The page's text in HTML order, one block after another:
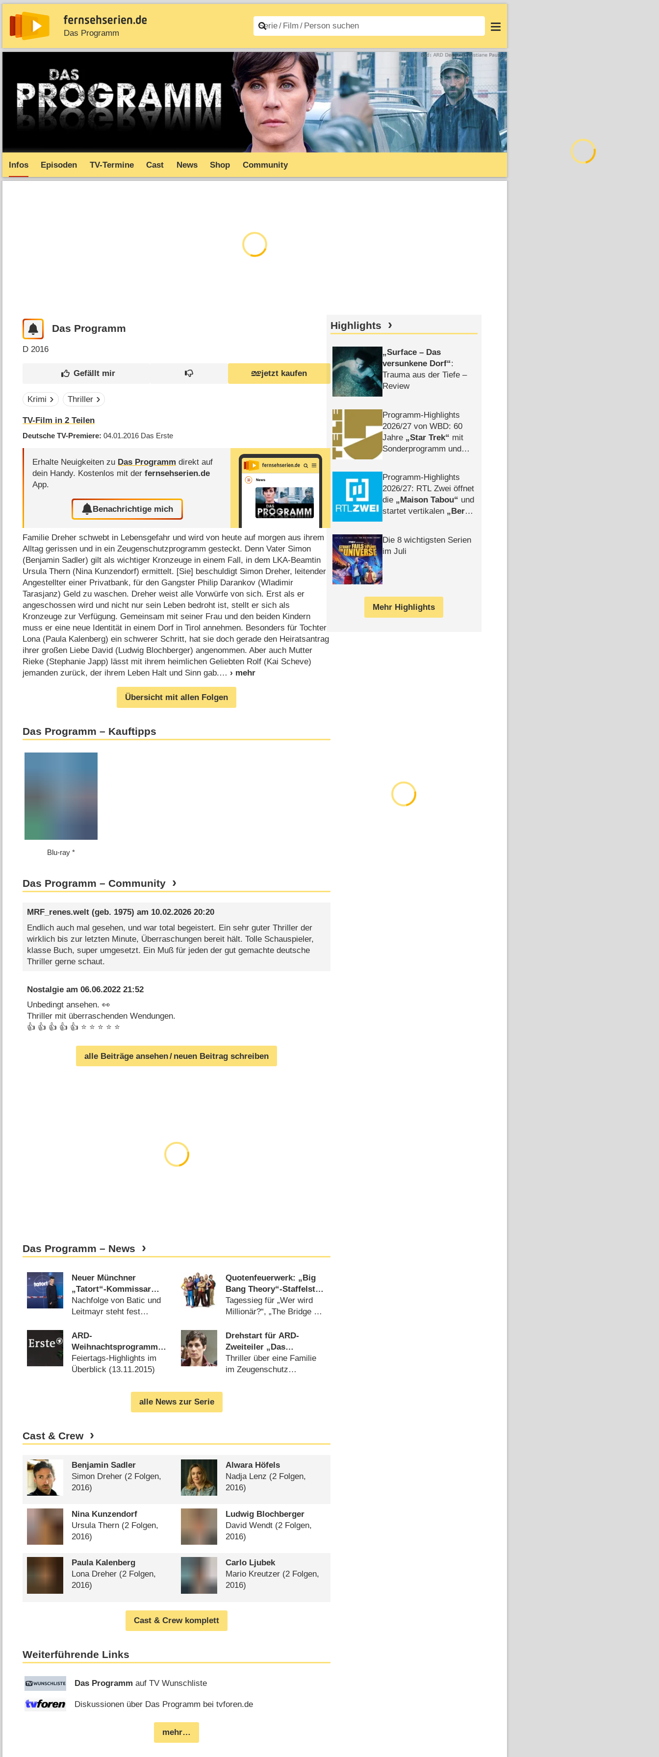
Das Programm
News Entdecken Streaming Filme A–Z Login
Infos Episoden TV-Termine Cast News Shop Community
Das Programm
D 2016
jetzt kaufen
Krimi Thriller
TV-Film in 2 Teilen
Deutsche TV-Premiere 04.01.2016 Das Erste
Erhalte Neuigkeiten zu Das Programm direkt auf
dein Handy. Kostenlos mit derfernsehserien.de
App.
Benachrichtige mich
Familie Dreher schwebt in Lebensgefahr und wird von heute auf morgen aus ihrem
Alltag gerissen und in ein Zeugenschutzprogramm gesteckt. Denn Vater Simon
(Benjamin Sadler) gilt als wichtiger Kronzeuge in einem Fall, in dem LKA-Beamtin
Ursula Thern (Nina Kunzendorf) ermittelt. [Sie] beschuldigt Simon Dreher, leitender
Angestellter einer Privatbank, für den Gangster Philip Darankov (Wladimir
Tarasjanz) Geld zu waschen. Dreher weist alle Vorwürfe von sich. Erst als er
angeschossen wird und nicht nur sein Leben bedroht ist, stellt er sich als
Kronzeuge zur Verfügung. Gemeinsam mit seiner Frau und den beiden Kindern
muss er eine neue Identität in einem Dorf in Tirol annehmen. Besonders für Tochter
Lona (Paula Kalenberg) ein schwerer Schritt, hat sie doch gerade den Heiratsantrag
ihrer großen Liebe David (Ludwig Blochberger) angenommen. Aber auch Mutter
Rieke (Stephanie Japp) lässt mit ihrem heimlichen Geliebten Rolf (Kai Scheve)
jemanden zurück, der ihrem Leben Halt und Sinn gab.
Übersicht mit allen Folgen
Das Programm – Kauftipps
Blu-ray
Das Programm – Community
MRF_renes.welt(geb. 1975) am 10.02.2026 20:20
Endlich auch mal gesehen, und war total begeistert. Ein sehr guter Thriller der
wirklich bis zur letzten Minute, Überraschungen bereit hält. Tolle Schauspieler,
klasse Buch, super umgesetzt. Ein Muß für jeden der gut gemachte deutsche
Thriller gerne schaut.
Nostalgieam 06.06.2022 21:52
Unbedingt ansehen. 👀
Thriller mit überraschenden Wendungen.
👍 👍 👍 👍 👍 ⭐ ⭐ ⭐ ⭐ ⭐
alle Beiträge ansehen/ neuen Beitrag schreiben
Das Programm – News
Neuer Münchner
„Tatort“-Kommissar
gefunden
Nachfolge von Batic und
Leitmayr steht fest
Quotenfeuerwerk: „Big
Bang Theory“-Staffelstart
mit Allzeit-Rekord
Tagessieg für „Wer wird
Millionär?“, „The Bridge –
(05.01.2016)
ARD-
Weihnachtsprogramm
2015: „Mord mit
Aussicht“, „Tatort“ und
Feiertags-Highlights im
Überblick (13.11.2015)
Drehstart für ARD-
Zweiteiler „Das
Programm“ mit Nina
Kunzendorf
Thriller über eine Familie
im Zeugenschutz
alle News zur Serie
Cast & Crew
Benjamin Sadler
Simon Dreher(2 Folgen,
2016)
Alwara Höfels
Nadja Lenz (2 Folgen,
2016)
Nina Kunzendorf
Ursula Thern(2 Folgen,
2016)
Ludwig Blochberger
David Wendt(2 Folgen,
2016)
Paula Kalenberg
Lona Dreher(2 Folgen,
2016)
Carlo Ljubek
Mario Kreutzer(2 Folgen,
2016)
Cast & Crew komplett
Weiterführende Links
Das Programm auf TV Wunschliste
Diskussionen über Das Programm bei tvforen.de
mehr…
Highlights
Surface – Das
versunkene Dorf :
Trauma aus der Tiefe –
Review
Programm-Highlights
2026/​27 von WBD: 60
Jahre
Star Trek
mit
Sonderprogramm und
Programm-Highlights
2026/​27: RTL Zwei öffnet
die
Maison Tabou
und
startet vertikalen
Berlin
Die 8 wichtigsten Serien
im Juli
Mehr Highlights